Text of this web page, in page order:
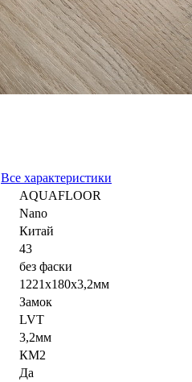
Все характеристики
AQUAFLOOR
Nano
Китай
43
без фаски
1221х180х3,2мм
Замок
LVT
3,2мм
КМ2
Да